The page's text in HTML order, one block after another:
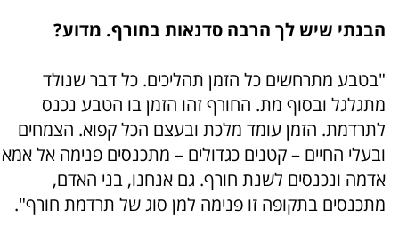
הבנתי שיש לך הרבה סדנאות בחורף. מדוע?
"בטבע מתרחשים כל הזמן תהליכים. כל דבר שנולד
מתגלגל ובסוף מת. החורף זהו הזמן בו הטבע נכנס
לתרדמת. הזמן עומד מלכת ובעצם הכל קפוא. הצמחים
ובעלי החיים – קטנים כגדולים – מתכנסים פנימה אל אמא
אדמה ונכנסים לשנת חורף. גם אנחנו, בני האדם,
מתכנסים בתקופה זו פנימה למן סוג של תרדמת חורף".